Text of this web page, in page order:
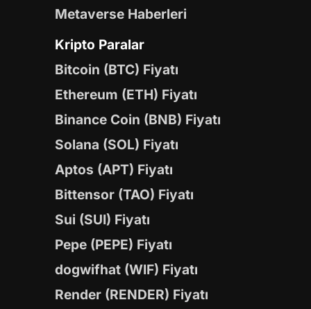
Metaverse Haberleri
Kripto Paralar
Bitcoin (BTC) Fiyatı
Ethereum (ETH) Fiyatı
Binance Coin (BNB) Fiyatı
Solana (SOL) Fiyatı
Aptos (APT) Fiyatı
Bittensor (TAO) Fiyatı
Sui (SUI) Fiyatı
Pepe (PEPE) Fiyatı
dogwifhat (WIF) Fiyatı
Render (RENDER) Fiyatı